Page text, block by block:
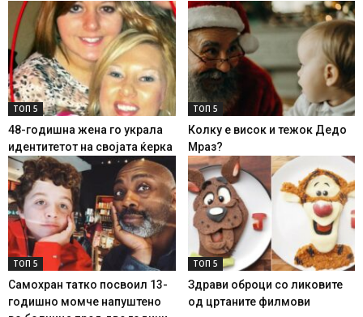
ТОП 5
48-годишна жена го украла
идентитетот на својата ќерка
ТОП 5
Колку е висок и тежок Дедо
Мраз?
ТОП 5
Самохран татко посвоил 13-
годишно момче напуштено
ТОП 5
Здрави оброци со ликовите
од цртаните филмови